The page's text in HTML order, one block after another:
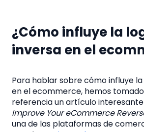
¿Cómo influye la
inversa en el
Para hablar sobrecómo influye
en el ecommerce, hemos
referencia un artículo
Improve Your eCommerce
una de las plataformas de